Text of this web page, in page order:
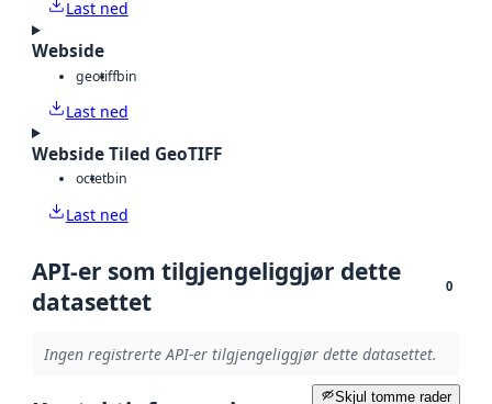
Last ned
Webside
geotiffbin
Last ned
Webside Tiled GeoTIFF
octetbin
Last ned
API-er som tilgjengeliggjør dette
datasettet
0
Ingen registrerte API-er tilgjengeliggjør dette datasettet.
Skjul tomme rader